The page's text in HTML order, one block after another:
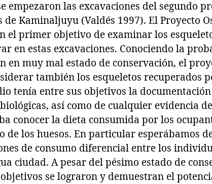
empezaron las excavaciones del segundo
Kaminaljuyu (Valdés 1997). El Proyecto
el primer objetivo de examinar los
en estas excavaciones. Conociendo la
en muy mal estado de conservación, el
también los esqueletos recuperados
tenía entre sus objetivos la documentación
así como de cualquier evidencia
conocer la dieta consumida por los
de los huesos. En particular esperábamos
de consumo diferencial entre los
ciudad. A pesar del pésimo estado de
se lograron y demuestran el